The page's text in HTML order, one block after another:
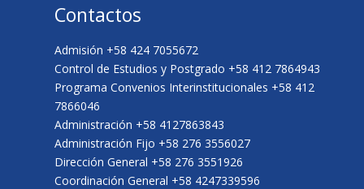
Contactos
Admisión +58 424 7055672
Control de Estudios y Postgrado +58 412 7864943
Programa Convenios Interinstitucionales +58 412
7866046
Administración +58 4127863843
Administración Fijo +58 276 3556027
Dirección General +58 276 3551926
Coordinación General +58 4247339596